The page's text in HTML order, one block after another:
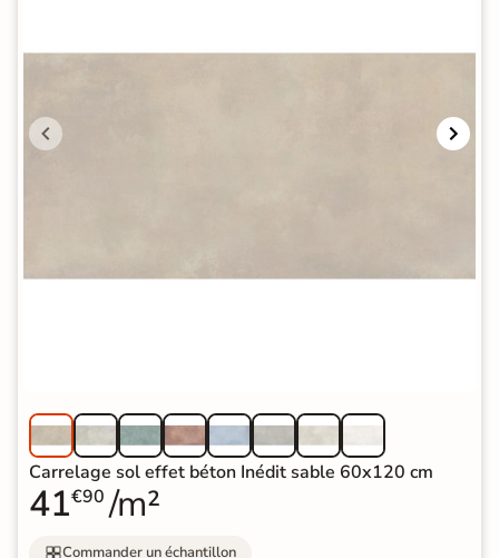
Carrelage sol effet béton Inédit sable 60x120 cm
41€90 /m²
Commander un échantillon